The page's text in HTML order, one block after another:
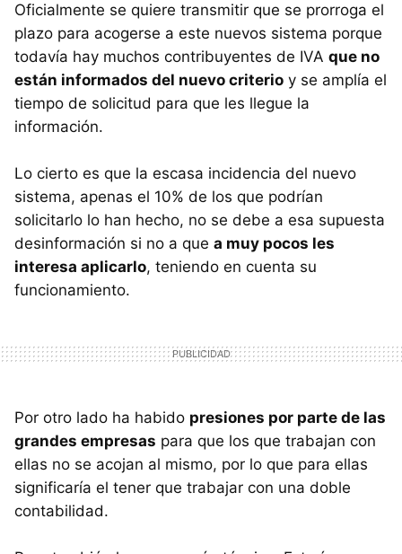
Oficialmente se quiere transmitir que se prorroga el
plazo para acogerse a este nuevos sistema porque
todavía hay muchos contribuyentes de IVA que no
están informados del nuevo criterio y se amplía el
tiempo de solicitud para que les llegue la
información.
Lo cierto es que la escasa incidencia del nuevo
sistema, apenas el 10% de los que podrían
solicitarlo lo han hecho, no se debe a esa supuesta
desinformación si no a que a muy pocos les
interesa aplicarlo, teniendo en cuenta su
funcionamiento.
Por otro lado ha habido presiones por parte de las
grandes empresas para que los que trabajan con
ellas no se acojan al mismo, por lo que para ellas
significaría el tener que trabajar con una doble
contabilidad.